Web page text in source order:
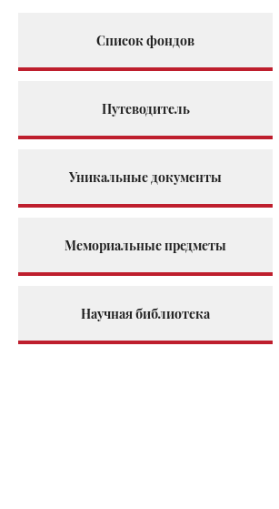
Список фондов
Путеводитель
Уникальные документы
Мемориальные предметы
Научная библиотека